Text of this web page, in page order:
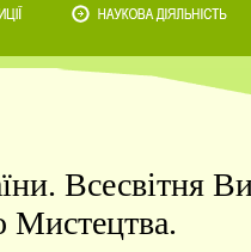
Всесвітня
Мистецтва.